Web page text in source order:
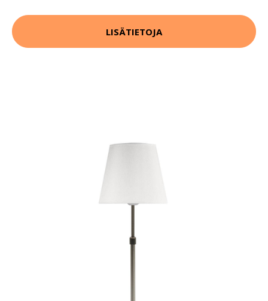
LISÄTIETOJA